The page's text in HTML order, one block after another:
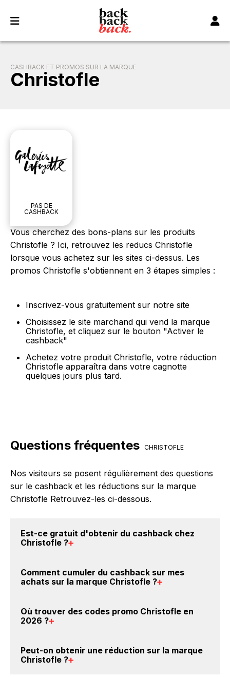
CASHBACK ET PROMOS SUR LA MARQUE
Christofle
PAS DE
CASHBACK
Vous cherchez des bons-plans sur les produits
Christofle ? Ici, retrouvez les reducs Christofle
lorsque vous achetez sur les sites ci-dessus. Les
promos Christofle s'obtiennent en 3 étapes simples :
Inscrivez-vous gratuitement sur notre site
Choisissez le site marchand qui vend la marque
Christofle, et cliquez sur le bouton "Activer le
cashback"
Achetez votre produit Christofle, votre réduction
Christofle apparaîtra dans votre cagnotte
quelques jours plus tard.
Questions fréquentes CHRISTOFLE
Nos visiteurs se posent régulièrement des questions
sur le cashback et les réductions sur la marque
Christofle Retrouvez-les ci-dessous.
Est-ce gratuit d'obtenir du cashback chez
Christofle ?
compte gratuitement pour cumuler vos réductions
cashback sur vos achats sur la marque Christofle.
Christofle.
Comment cumuler du cashback sur mes
achats sur la marque Christofle ?
Christofle : Créez votre compte sur BackBackBack et
dans votre cagnotte au plus tard 48h après votre
Où trouver des codes promo Christofle en
2026 ?
promo sur les produits Christofle. Choisissez un site
Peut-on obtenir une réduction sur la marque
Christofle ?